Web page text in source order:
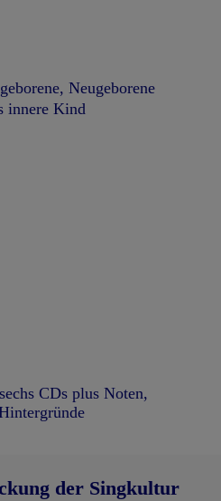
Neugeborene
innere Kind
CDs plus Noten,
der Singkultur